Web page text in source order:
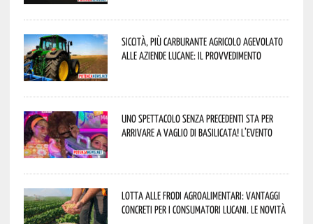
Siccità, più carburante agricolo agevolato
alle aziende lucane: il provvedimento
Uno spettacolo senza precedenti sta per
arrivare a Vaglio di Basilicata! L’evento
Lotta alle frodi agroalimentari: vantaggi
concreti per i consumatori lucani. Le novità